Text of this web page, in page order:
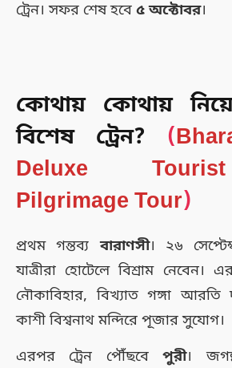
ট্রেন। সফর শেষ হবে ৫ অক্টোবর।
কোথায় কোথায়
বিশেষ ট্রেন? (
Deluxe
Pilgrimage Tour)
প্রথম গন্তব্যবারাণসী। ২৬
যাত্রীরা হোটেলে বিশ্রাম নেবেন।
নৌকাবিহার, বিখ্যাত গঙ্গা
কাশী বিশ্বনাথ মন্দিরে পূজার সুযোগ।
এরপর ট্রেন পৌঁছবেপুরী।